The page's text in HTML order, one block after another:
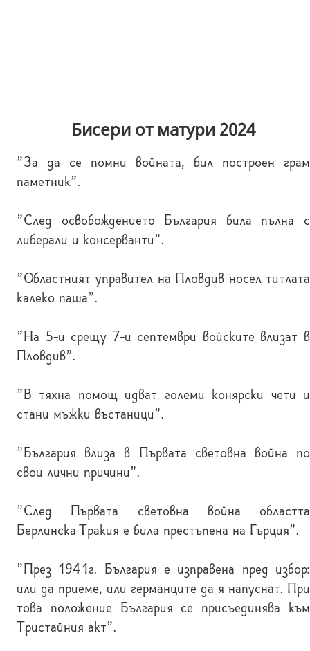
Бисери от матури 2024
"За да се помни войната, бил построен грам
паметник".
"След освобождението България била пълна с
либерали и консерванти".
"Областният управител на Пловдив носел титлата
калеко паша".
"На 5-и срещу 7-и септември войските влизат в
Пловдив".
"В тяхна помощ идват големи конярски чети и
стани мъжки въстаници".
"България влиза в Първата световна война по
свои лични причини".
"След Първата световна война областта
Берлинска Тракия е била престъпена на Гърция".
"През 1941г. България е изправена пред избор:
или да приеме, или германците да я напуснат. При
това положение България се присъединява към
Тристайния акт".